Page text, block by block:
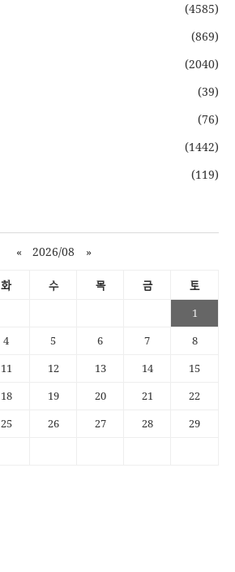
(4585)
(869)
(2040)
(39)
(76)
(1442)
(119)
« 2026/08 »
화 수 목 금 토
1
4 5 6 7
8
11 12 13 14
15
18 19 20 21
22
25 26 27 28
29